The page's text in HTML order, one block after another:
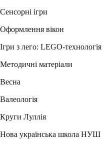
Сенсорні ігри
Оформлення вікон
Ігри з лего: LEGO-технологія
Методичні матеріали
Весна
Валеологія
Круги Луллія
Нова українська школа НУШ